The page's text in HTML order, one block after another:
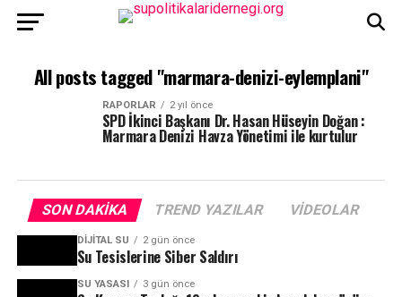
All posts tagged "marmara-denizi-eylemplani"
RAPORLAR 2 yıl önce
SPD İkinci Başkanı Dr. Hasan Hüseyin Doğan :
Marmara Denizi Havza Yönetimi ile kurtulur
SON DAKIKA TREND YAZILAR VIDEOLAR
DIJITAL SU 2 gün önce
Su Tesislerine Siber Saldırı
SU YASASI 3 gün önce